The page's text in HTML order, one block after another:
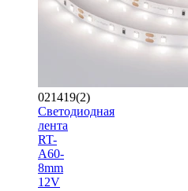
021419(2)
Светодиодная
лента
RT-
A60-
8mm
12V